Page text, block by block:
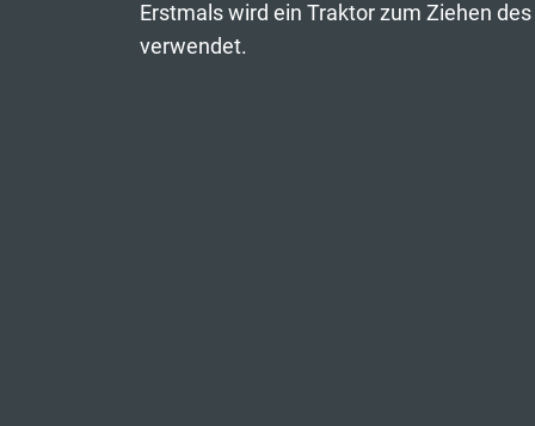
Erstmals wird ein Traktor zum Ziehen
verwendet.